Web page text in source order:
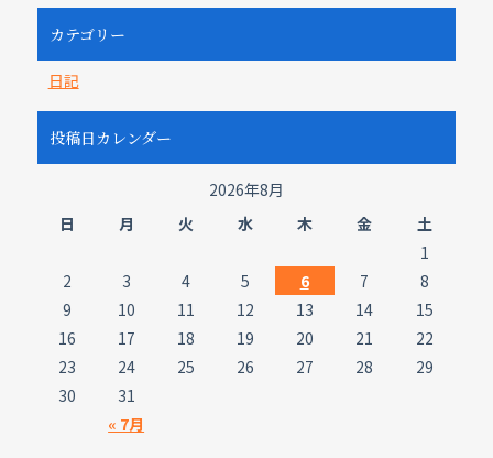
カテゴリー
日記
投稿日カレンダー
2026年8月
日
月 火 水 木 金 土
« 7月
1
2
3 4 5 6 7
8
9
10 11 12 13 14
15
16
17 18 19 20 21
22
23
24 25 26 27 28
29
30
31